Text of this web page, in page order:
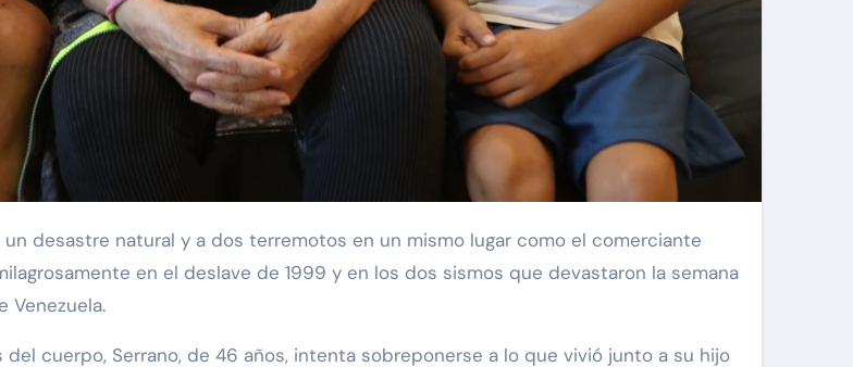
en el deslave de 1999 y en los dos sismos que devastaron la semana
Venezuela.
cuerpo, Serrano, de 46 años, intenta sobreponerse a lo que vivió junto a su hijo